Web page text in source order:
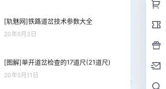
[轨魅网]铁路道岔技术参数大全
20年6月3日
[图解]单开道岔检查的17道尺(21道尺)
20年5月11日